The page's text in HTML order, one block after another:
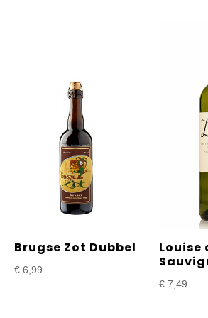
Brugse Zot Dubbel
€6,99
Louise
€ 7,49